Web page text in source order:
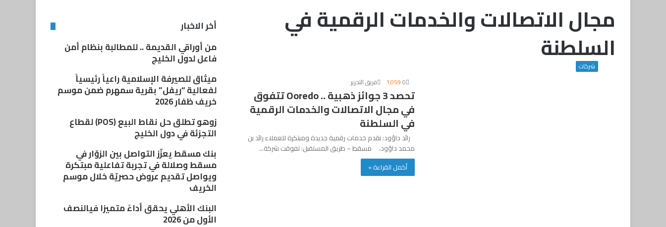
مجال الاتصالات والخدمات الرقمية في
السلطنة
شركات
فريق التحرير
0
تحصد 3 جوائز ذهبية .. Ooredo تتفوق
في مجال الاتصالات والخدمات الرقمية
في السلطنة
رائد داؤود: نقدم خدمات رقمية جديدة ومبتكرة للعملاء رائد بن
محمد داؤود، مسقط – طريق المستقبل: تفوقت شركة…
أكمل القراءة »
أخر الاخبار
من أوراقي القديمة .. للمطالبة بنظام أمن
فاعل لدول الخليج
ميثاق للصيرفة الإسلامية راعياً رئيسياً
لفعالية “ريفل” بقرية سمهرم ضمن موسم
خريف ظفار 2026
زوهو تطلق حل نقاط البيع (POS) لقطاع
التجزئة في دول الخليج
بنك مسقط يعزّز التواصل بين الزوّار في
مسقط وصلالة في تجربة تفاعلية مبتكرة
ويواصل تقديم عروض حصريّة خلال موسم
الخريف
البنك الأهلي يحقق أداءً متميزا فيالنصف
الأول من 2026